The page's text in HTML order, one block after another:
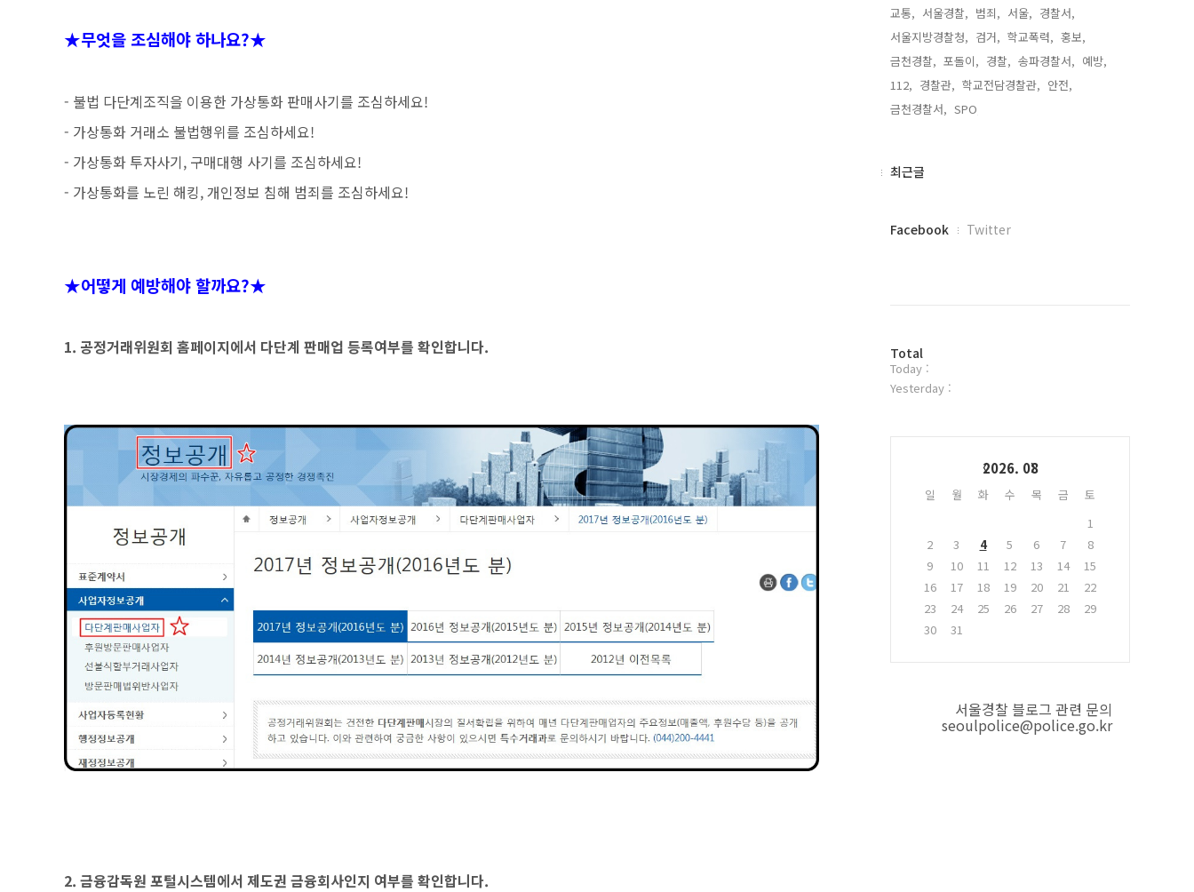
★무엇을 조심해야 하나요?★
- 불법 다단계조직을 이용한 가상통화 판매사기를 조심하세요!
- 가상통화 거래소 불법행위를 조심하세요!
- 가상통화 투자사기, 구매대행 사기를 조심하세요!
- 가상통화를 노린 해킹, 개인정보 침해 범죄를 조심하세요!
★어떻게 예방해야 할까요?★
1. 공정거래위원회 홈페이지에서 다단계 판매업 등록여부를 확인합니다.
2. 금융감독원 포털시스템에서 제도권 금융회사인지 여부를 확인합니다.
교통, 서울경찰, 범죄, 서울, 경찰서,
서울지방경찰청, 검거, 학교폭력, 홍보,
금천경찰, 포돌이, 경찰, 송파경찰서, 예방,
112, 경찰관, 학교전담경찰관, 안전,
금천경찰서, SPO,
최
최근글
페
플
러
그
Facebook Twitter
방
문
자
Total
Today :
Yesterday :
2026. 08
일 월 화 수 목 금
토
1
2
3 4 5 6 7
8
9
10 11 12 13 14
15
16
17 18 19 20 21
22
23
24 25 26 27 28
29
30
31
서울경찰 블로그 관련 문의
seoulpolice@police.go.kr